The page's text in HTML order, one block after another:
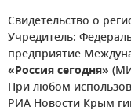
Свидетельство о
Учредитель:
предприятие
«Россия сегодня»
При любом
РИА Новости Крым